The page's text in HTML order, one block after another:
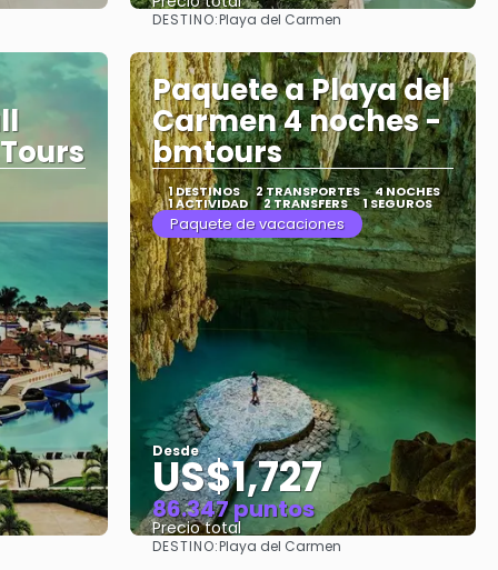
Ver
DESTINO:Playa del Carmen
Paquete a Playa del
Carmen 4 noches -
bmtours
1 DESTINOS 2 TRANSPORTES 4 NOCHES
1 ACTIVIDAD 2 TRANSFERS 1 SEGUROS
Paquete de vacaciones
Desde
US$1,727
86.347 puntos
Precio total
Ver
DESTINO:Playa del Carmen